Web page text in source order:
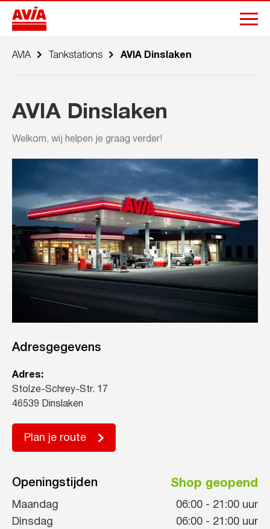
AVIA Tankstations AVIA Dinslaken
AVIA Dinslaken
Welkom, wij helpen je graag verder!
Adresgegevens
Adres:
Stolze-Schrey-Str. 17
46539 Dinslaken
Plan je route
Openingstijden Shop geopend
Maandag 06:00 - 21:00 uur
Dinsdag
06:00 - 21:00 uur